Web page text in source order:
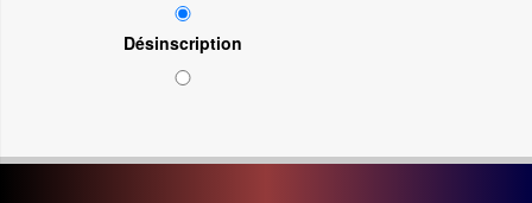
Désinscription